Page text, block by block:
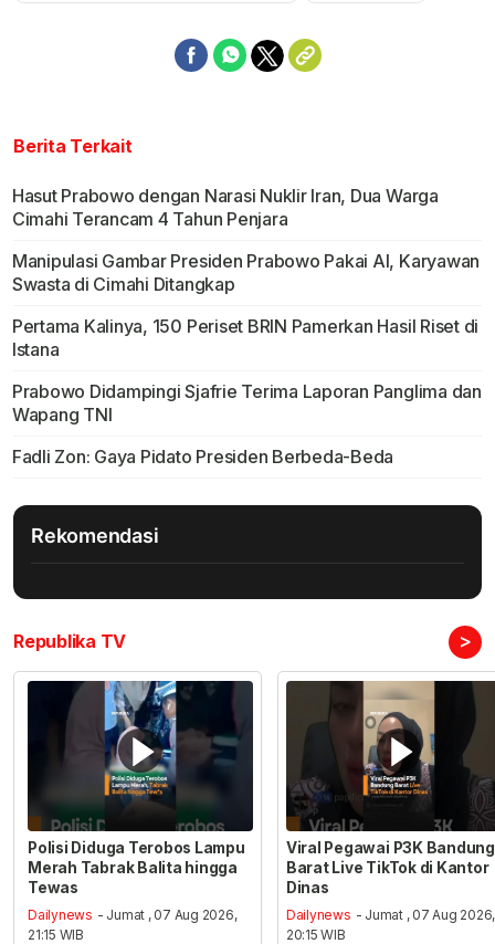
Berita Terkait
Hasut Prabowo dengan Narasi Nuklir Iran, Dua Warga
Cimahi Terancam 4 Tahun Penjara
Manipulasi Gambar Presiden Prabowo Pakai AI, Karyawan
Swasta di Cimahi Ditangkap
Pertama Kalinya, 150 Periset BRIN Pamerkan Hasil Riset di
Istana
Prabowo Didampingi Sjafrie Terima Laporan Panglima dan
Wapang TNI
Fadli Zon: Gaya Pidato Presiden Berbeda-Beda
Rekomendasi
Republika TV >
Polisi Diduga Terobos Lampu
Merah Tabrak Balita hingga
Tewas
Dailynews - Jumat , 07 Aug 2026,
21:15 WIB
Viral Pegawai P3K Bandung
Barat Live TikTok di Kantor
Dinas
Dailynews - Jumat , 07 Aug 2026,
20:15 WIB